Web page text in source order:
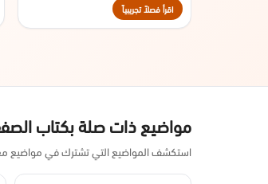
اقرأ فصلاً تجريبياً
مواضيع ذات صلة بكتاب
استكشف المواضيع التي تشترك في مواضيع مع